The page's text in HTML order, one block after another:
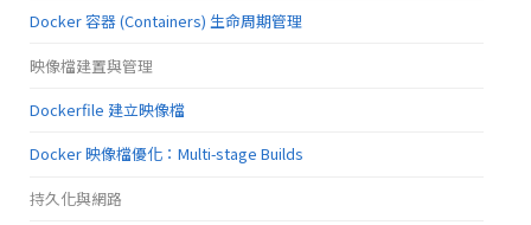
Docker 容器 (Containers) 生命周期管理
映像檔建置與管理
Dockerfile 建立映像檔
Docker 映像檔優化：Multi-stage Builds
持久化與網路